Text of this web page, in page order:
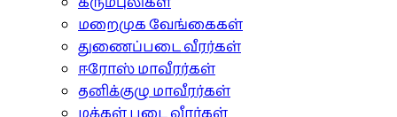
மறைமுக வேங்கைகள்
துணைப்படை வீரர்கள்
ஈரோஸ் மாவீரர்கள்
தனிக்குழு மாவீரர்கள்